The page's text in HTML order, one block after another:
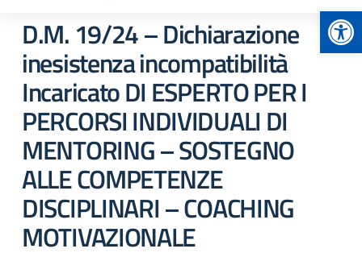
D.M. 19/24 – Dichiarazione
inesistenza incompatibilità
Incaricato DI ESPERTO PER I
PERCORSI INDIVIDUALI DI
MENTORING – SOSTEGNO
ALLE COMPETENZE
DISCIPLINARI – COACHING
MOTIVAZIONALE